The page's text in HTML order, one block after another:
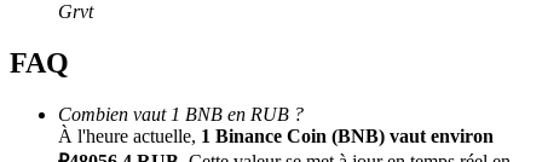
Invitez un ami pour recevoir des récompenses en espèces
Grvt
FAQ
Combien vaut 1 BNB en RUB ?
À l'heure actuelle, 1 Binance Coin (BNB) vaut environ